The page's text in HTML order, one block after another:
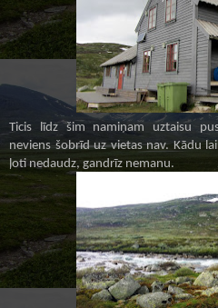
Ticis līdz šim namiņam uztaisu
neviens šobrīd uz vietas nav. Kādu
ļoti nedaudz, gandrīz nemanu.